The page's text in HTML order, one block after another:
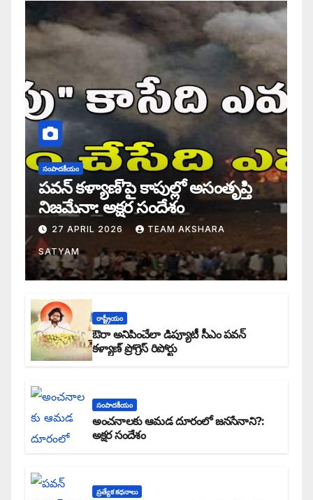
సంపాదకీయం
పవన్ కళ్యాణ్’పై కాపుల్లో అసంతృప్తి
నిజమేనా: అక్షర సందేశం
27 APRIL 2026 TEAM AKSHARA
SATYAM
రాష్ట్రీయం
ఔరా అనిపించేలా డిప్యూటీ సీఎం పవన్
కళ్యాణ్ ప్రోగ్రెస్ రిపోర్టు
సంపాదకీయం
అంచనాలకు ఆమడ దూరంలో జనసేనాని?:
అక్షర సందేశం
ప్రత్యేక కధనాలు